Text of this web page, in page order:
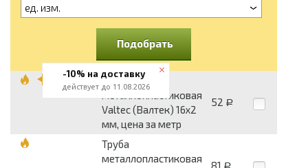
ед. изм.
Подобрать
Труба
металлопластиковая
Valtec (Валтек) 16x2
мм, цена за метр
52 Р
Труба
металлопластиковая
81 Р
-10% на доставку
действует до 11.08.2026